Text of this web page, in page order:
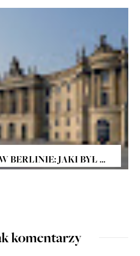
BERLINIE: JAKI BYŁ ...
komentarzy